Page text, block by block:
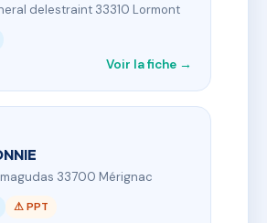
delestraint 33310 Lormont
Voir la fiche →
33700 Mérignac
⚠ PPT